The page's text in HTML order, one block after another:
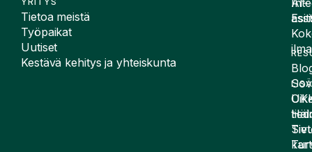
Tietoa meistä
Työpaikat
Uutiset
Kestävä kehitys ja yhteiskunta